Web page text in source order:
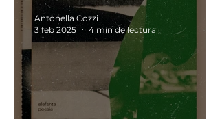
Antonella Cozzi
3 feb 2025
4 min de lectura